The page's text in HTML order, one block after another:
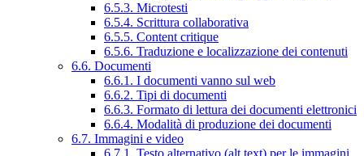
6.5.3. Microtesti
6.5.4. Scrittura collaborativa
6.5.5. Content critique
6.5.6. Traduzione e localizzazione dei contenuti
6.6. Documenti
6.6.1. I documenti vanno sul web
6.6.2. Tipi di documenti
6.6.3. Formato di lettura dei documenti elettronici
6.6.4. Modalità di produzione dei documenti
6.7. Immagini e video
6.7.1. Testo alternativo (alt text) per le immagini